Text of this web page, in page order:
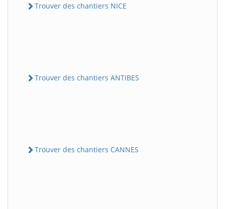
Trouver des chantiers NICE
Trouver des chantiers ANTIBES
Trouver des chantiers CANNES